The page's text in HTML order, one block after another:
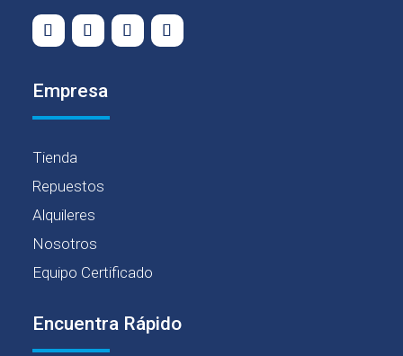
Empresa
Tienda
Repuestos
Alquileres
Nosotros
Equipo Certificado
Encuentra Rápido